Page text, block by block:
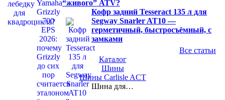
“живого” ATV?
Кофр задний Tesseract 135 л для
Segway Snarler AT10 —
герметичный, быстросъёмный, с
замками
Все статьи
Каталог
Шины
Шины Carlisle ACT
Шина для…